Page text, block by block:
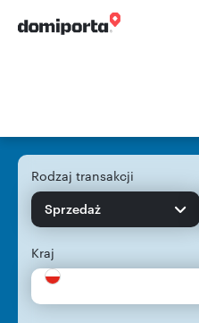
Rodzaj transakcji
Sprzedaż
Kraj